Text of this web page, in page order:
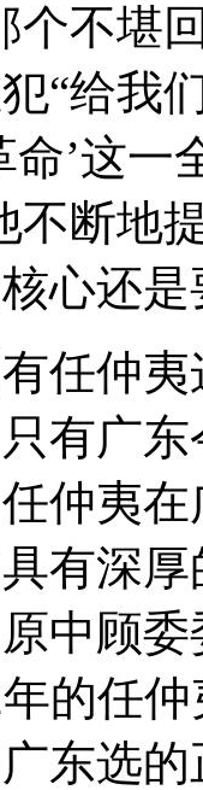
个不堪
“给我
命’这一
不断地
心还
任仲
有广
仲夷
有深
中顾
的任
广东选